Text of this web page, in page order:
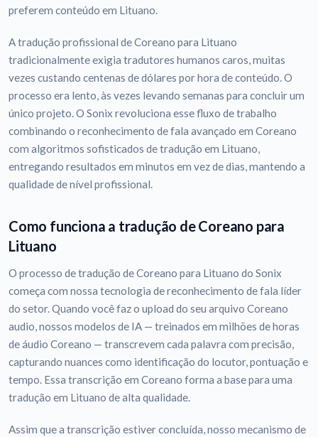
preferem conteúdo em Lituano.
A tradução profissional de Coreano para Lituano
tradicionalmente exigia tradutores humanos caros, muitas
vezes custando centenas de dólares por hora de conteúdo. O
processo era lento, às vezes levando semanas para concluir um
único projeto. O Sonix revoluciona esse fluxo de trabalho
combinando o reconhecimento de fala avançado em Coreano
com algoritmos sofisticados de tradução em Lituano,
entregando resultados em minutos em vez de dias, mantendo a
qualidade de nível profissional.
Como funciona a tradução de Coreano para
Lituano
O processo de tradução de Coreano para Lituano do Sonix
começa com nossa tecnologia de reconhecimento de fala líder
do setor. Quando você faz o upload do seu arquivo Coreano
audio, nossos modelos de IA — treinados em milhões de horas
de áudio Coreano — transcrevem cada palavra com precisão,
capturando nuances como identificação do locutor, pontuação e
tempo. Essa transcrição em Coreano forma a base para uma
tradução em Lituano de alta qualidade.
Assim que a transcrição estiver concluída, nosso mecanismo de